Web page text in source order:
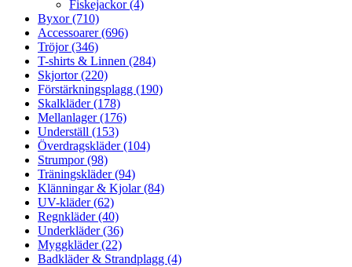
Fiskejackor (4)
Byxor (710)
Accessoarer (696)
Tröjor (346)
T-shirts & Linnen (284)
Skjortor (220)
Förstärkningsplagg (190)
Skalkläder (178)
Mellanlager (176)
Underställ (153)
Överdragskläder (104)
Strumpor (98)
Träningskläder (94)
Klänningar & Kjolar (84)
UV-kläder (62)
Regnkläder (40)
Underkläder (36)
Myggkläder (22)
Badkläder & Strandplagg (4)